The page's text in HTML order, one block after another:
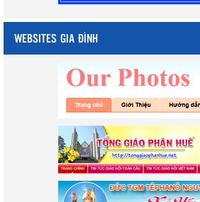
WEBSITES GIA ĐÌNH